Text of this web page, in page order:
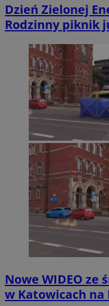
Dzień Zielonej
Rodzinny piknik
Nowe WIDEO
w Katowicach na